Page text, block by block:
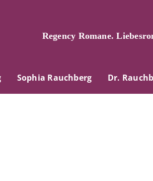
Regency Romane.
Sophia Rauchberg Dr.